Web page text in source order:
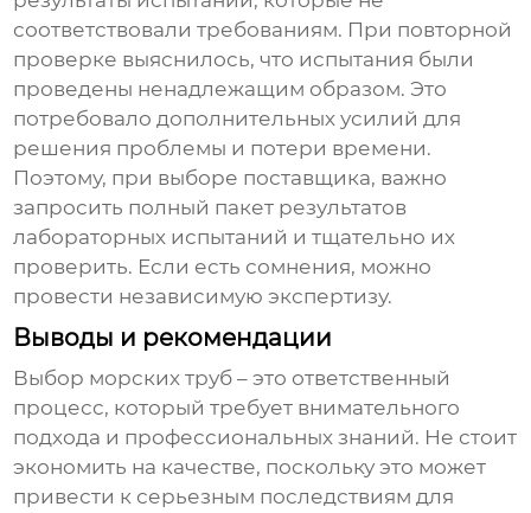
соответствовали требованиям. При повторной
проверке выяснилось, что испытания были
проведены ненадлежащим образом. Это
потребовало дополнительных усилий для
решения проблемы и потери времени.
Поэтому, при выборе поставщика, важно
запросить полный пакет результатов
лабораторных испытаний и тщательно их
проверить. Если есть сомнения, можно
провести независимую экспертизу.
Выводы и рекомендации
Выбор морских труб – это ответственный
процесс, который требует внимательного
подхода и профессиональных знаний. Не стоит
экономить на качестве, поскольку это может
привести к серьезным последствиям для